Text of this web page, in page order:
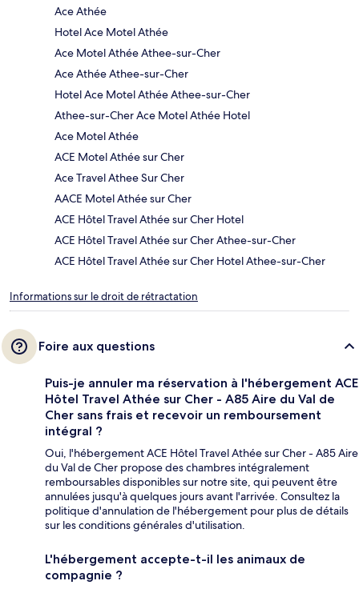
Ace Athée
Hotel Ace Motel Athée
Ace Motel Athée Athee-sur-Cher
Ace Athée Athee-sur-Cher
Hotel Ace Motel Athée Athee-sur-Cher
Athee-sur-Cher Ace Motel Athée Hotel
Ace Motel Athée
ACE Motel Athée sur Cher
Ace Travel Athee Sur Cher
AACE Motel Athée sur Cher
ACE Hôtel Travel Athée sur Cher Hotel
ACE Hôtel Travel Athée sur Cher Athee-sur-Cher
ACE Hôtel Travel Athée sur Cher Hotel Athee-sur-Cher
Informations sur le droit de rétractation
Foire aux questions
Puis-je annuler ma réservation à l'hébergement ACE
Hôtel Travel Athée sur Cher - A85 Aire du Val de
Cher sans frais et recevoir un remboursement
intégral ?
Oui, l'hébergement ACE Hôtel Travel Athée sur Cher - A85 Aire
du Val de Cher propose des chambres intégralement
remboursables disponibles sur notre site, qui peuvent être
annulées jusqu'à quelques jours avant l'arrivée. Consultez la
politique d'annulation de l'hébergement pour plus de détails
sur les conditions générales d'utilisation.
L'hébergement accepte-t-il les animaux de
compagnie ?